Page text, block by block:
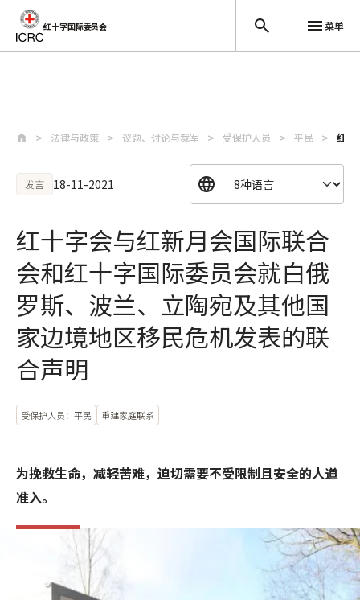
红十字国际委员会 菜单
法律与政策 议题、讨论与裁军 受保护人员 平民 红十
发言 18-11-2021
红十字会与红新月会国际联合
会和红十字国际委员会就白俄
罗斯、波兰、立陶宛及其他国
家边境地区移民危机发表的联
合声明
受保护人员：平民 重建家庭联系
为挽救生命，减轻苦难，迫切需要不受限制且安全的人道
准入。